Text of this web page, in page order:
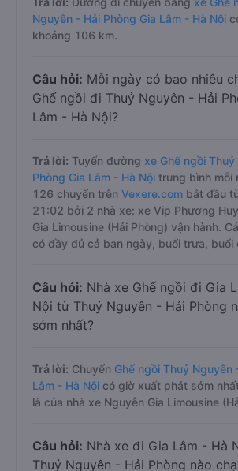
Nguyên - Hải Phòng Gia Lâm - Hà Nội
khoảng 106 km.
Câu hỏi: Mỗi ngày có bao nhiêu
Ghế ngồi đi Thuỷ Nguyên - Hải
Lâm - Hà Nội?
Trả lời: Tuyến đường xe Ghế ngồi
Phòng Gia Lâm - Hà Nội trung bình mỗi
126 chuyến trên Vexere.com bắt đầu
21:02 bởi 2 nhà xe: xe Vip Phương
Gia Limousine (Hải Phòng) vận hành.
có đầy đủ cả ban ngày, buổi trưa, buổi
Câu hỏi: Nhà xe Ghế ngồi đi Gia
Nội từ Thuỷ Nguyên - Hải Phòng
sớm nhất?
Trả lời: Chuyến Ghế ngồi Thuỷ Nguyên
Lâm - Hà Nội có giờ xuất phát sớm
là của nhà xe Nguyễn Gia Limousine
Câu hỏi: Nhà xe đi Gia Lâm - Hà
Thuỷ Nguyên - Hải Phòng nào